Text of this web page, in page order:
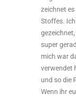
zeichnet
Stoffes. Ich
super
mich war
verwendet
und so die
Wenn ihr